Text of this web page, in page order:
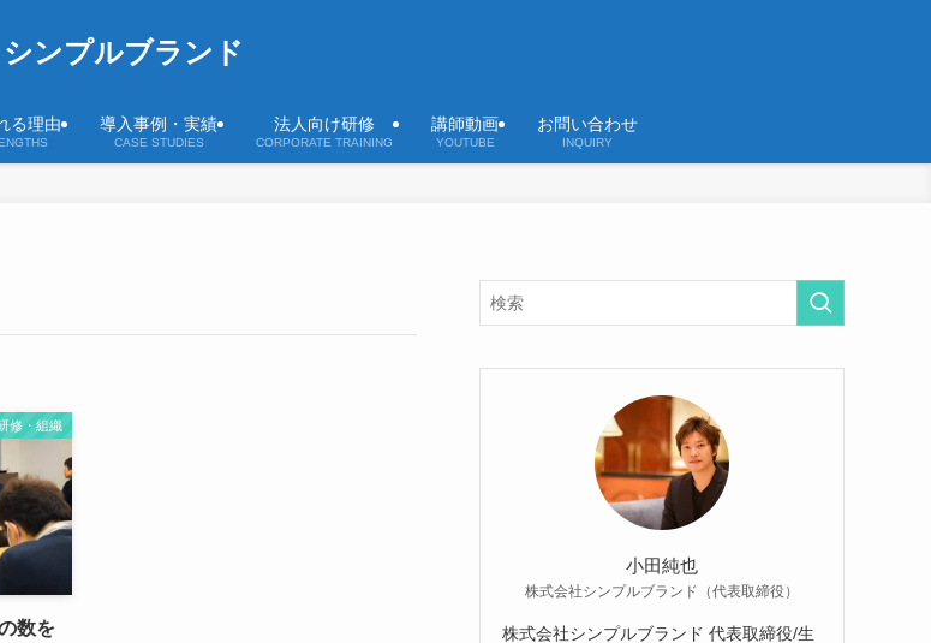
シンプルブランド
る理由 導入事例・実績
CASE STUDIES
法人向け研修
CORPORATE TRAINING
講師動画
YOUTUBE
お問い合わせ
INQUIRY
修・組織
数を
小田純也
株式会社シンプルブランド（代表取締役）
株式会社シンプルブランド 代表取締役/生